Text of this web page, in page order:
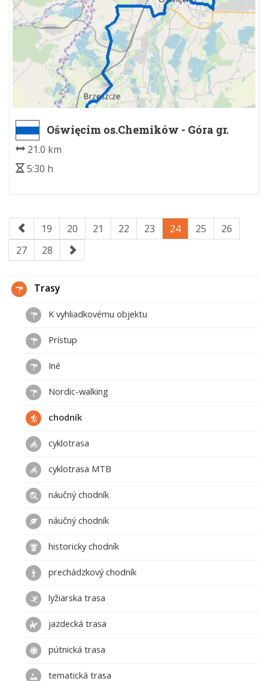
Oświęcim os.Chemików - Góra gr.
wojew. S/K
21.0 km
5:30 h
19 20 21 22 23 24 25
26
27
28
Trasy
K vyhliadkovému objektu
Prístup
Iné
Nordic-walking
chodník
cyklotrasa
cyklotrasa MTB
náučný chodník
náučný chodník
historicky chodník
prechádzkový chodník
lyžiarska trasa
jazdecká trasa
pútnická trasa
tematická trasa